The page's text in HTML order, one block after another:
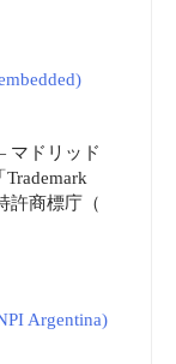
マドリッド
許商標庁（
Argentina)